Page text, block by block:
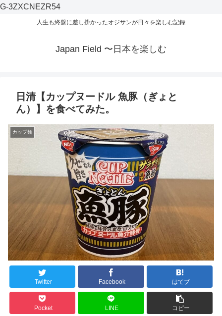
G-3ZXCNEZR54
人生も終盤に差し掛かったオジサンが日々を楽しむ記録
Japan Field 〜日本を楽しむ
日清【カップヌードル 魚豚（ぎょと
ん）】を食べてみた。
カップ麺
Twitter Facebook はてブ
Pocket LINE コピー